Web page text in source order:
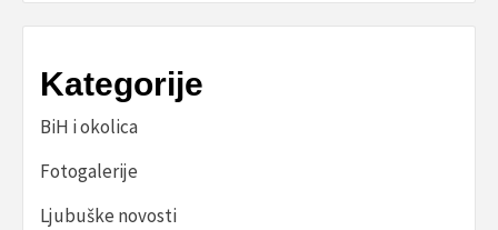
Kategorije
BiH i okolica
Fotogalerije
Ljubuške novosti